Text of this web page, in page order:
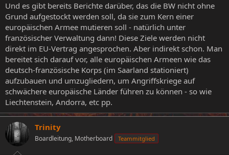
Und es gibt bereits Berichte darüber, das die BW nicht ohne
Grund aufgestockt werden soll, da sie zum Kern einer
europäischen Armee mutieren soll - natürlich unter
französischer Verwaltung dann! Diese Ziele werden nicht
direkt im EU-Vertrag angesprochen. Aber indirekt schon. Man
bereitet sich darauf vor, alle europäischen Armeen wie das
deutsch-französische Korps (im Saarland stationiert)
aufzubauen und umzugliedern, um Angriffskriege auf
schwächere europäische Länder führen zu können - so wie
Liechtenstein, Andorra, etc pp.
Trinity
Boardleitung, Motherboard Teammitglied